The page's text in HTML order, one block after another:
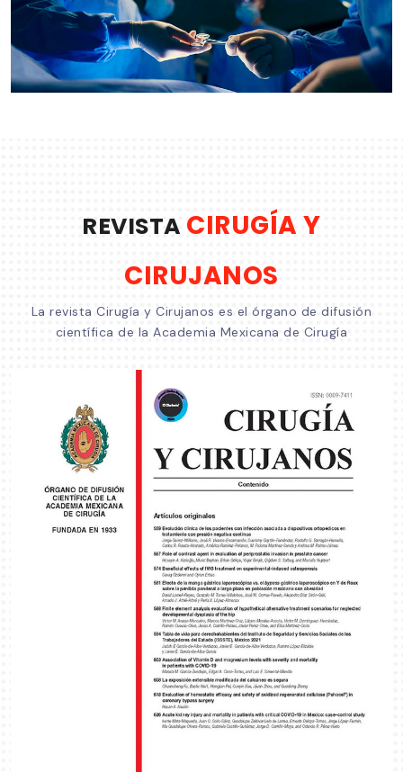
REVISTA CIRUGÍA Y
CIRUJANOS
La revista Cirugía y Cirujanos es el órgano de difusión
científica de la Academia Mexicana de Cirugía